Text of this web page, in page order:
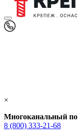
×
Многоканальный
8 (800) 333‑21-68